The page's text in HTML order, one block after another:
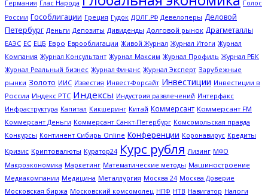
Германия Глас Народа
Голос
России Гособлигации Греция Гудок ДОЛГ.РФ Девелоперы Деловой
Петербург Деньги Депозиты Дивиденды Долговой рынок Драгметаллы
ЕАЭС ЕС ЕЦБ Евро Еврооблигации Живой Журнал Журнал Итоги Журнал
Компания Журнал Консультант Журнал Максим Журнал Профиль Журнал РБК
Журнал Реальный бизнес Журнал Финанс Журнал Эксперт Зарубежные
рынки Золото ИИС Известия Инвест-Форсайт Инвестиции Инвестиции в
России Индекс РТС Индексы Индустрия развлечений Интерфакс
Инфраструктура Капитал Кикшеринг Китай Коммерсант Коммерсант FM
Коммерсант Деньги Коммерсант Санкт-Петербург Комсомольская правда
Конкурсы Континент Сибирь Online Конференции Коронавирус Кредиты
Кризис Криптовалюты Куратор24 Курс рубля Лизинг МФО
Макроэкономика Маркетинг Математические методы Машиностроение
Медиакомпании Медицина Металлургия Москва 24 Москва Доверие
Московская биржа Московский комсомолец НПФ НТВ Навигатор Налоги